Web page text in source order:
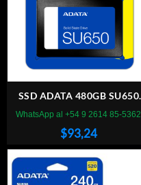
SSD ADATA 480GB SU650
SATA
$93,24
WhatsApp al +54 9 2614 85-5362